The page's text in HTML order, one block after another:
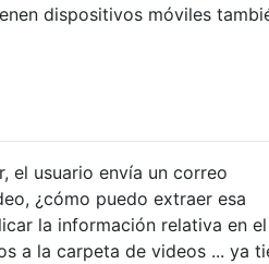
dispositivos móviles
el usuario envía un correo
¿cómo puedo extraer esa
la información relativa en
a la carpeta de videos ... ya